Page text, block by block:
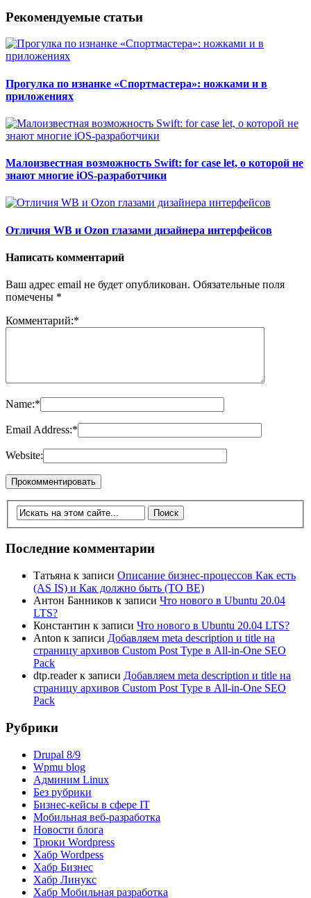
Рекомендуемые статьи
Прогулка по изнанке «Спортмастера»: ножками и в
приложениях
Малоизвестная возможность Swift: for case let, о которой не
знают многие iOS-разработчики
Отличия WB и Ozon глазами дизайнера интерфейсов
Написать комментарий
Ваш адрес email не будет опубликован. Обязательные поля
помечены *
Комментарий:*
Name:*
Email Address:*
Website:
Последние комментарии
Татьяна к записи Описание бизнес-процессов Как есть
(AS IS) и Как должно быть (TO BE)
Антон Банников к записи Что нового в Ubuntu 20.04
LTS?
Константин к записи Что нового в Ubuntu 20.04 LTS?
Anton к записи Добавляем meta description и title на
страницу архивов Custom Post Type в All-in-One SEO
Pack
dtp.readerк записи Добавляем meta description и title на
страницу архивов Custom Post Type в All-in-One SEO
Pack
Рубрики
Drupal 8/9
Wpmu blog
Админим Linux
Без рубрики
Бизнес-кейсы в сфере IT
Мобильная веб-разработка
Новости блога
Трюки Wordpress
Хабр Wordpess
Хабр Бизнес
Хабр Линукс
Хабр Мобильная разработка